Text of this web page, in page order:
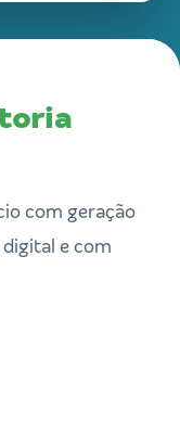
com geração
e com